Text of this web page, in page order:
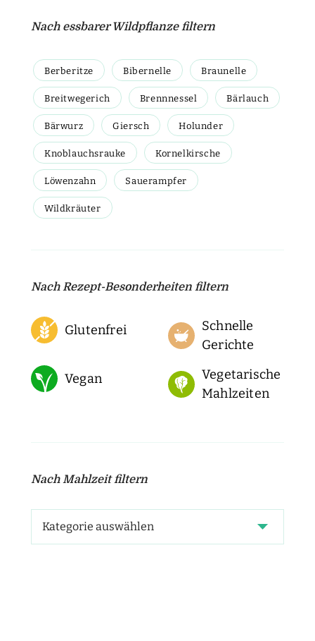
Nach essbarer Wildpflanze filtern
Berberitze Bibernelle Braunelle
Breitwegerich Brennnessel Bärlauch
Bärwurz Giersch Holunder
Knoblauchsrauke Kornelkirsche
Löwenzahn Sauerampfer
Wildkräuter
Nach Rezept-Besonderheiten filtern
Glutenfrei
Schnelle
Gerichte
Vegan
Vegetarische
Mahlzeiten
Nach Mahlzeit filtern